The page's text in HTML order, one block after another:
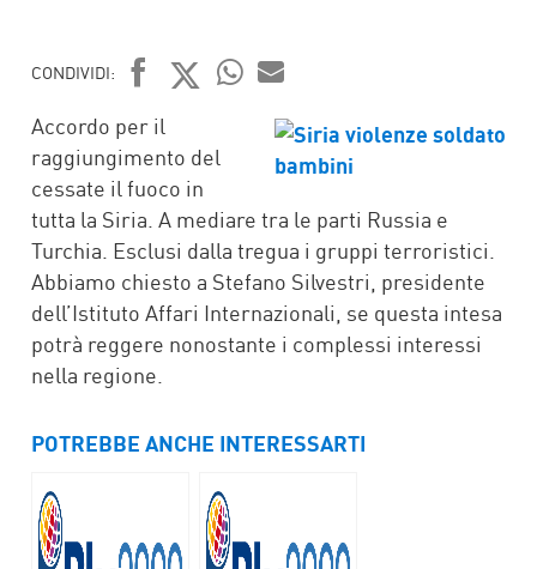
CONDIVIDI:
FACEBOOK
TWITTER
WHATSAPP
MAIL
Accordo per il
raggiungimento del
cessate il fuoco in
tutta la Siria. A mediare tra le parti Russia e
Turchia. Esclusi dalla tregua i gruppi terroristici.
Abbiamo chiesto a Stefano Silvestri, presidente
dell’Istituto Affari Internazionali, se questa intesa
potrà reggere nonostante i complessi interessi
nella regione.
POTREBBE ANCHE INTERESSARTI